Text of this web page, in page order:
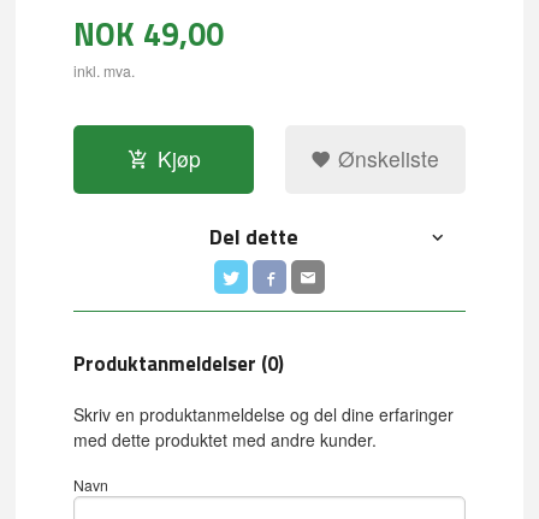
NOK 49,00
inkl. mva.
Kjøp Ønskeliste
Del dette
Produktanmeldelser (0)
Skriv en produktanmeldelse og del dine erfaringer
med dette produktet med andre kunder.
Navn